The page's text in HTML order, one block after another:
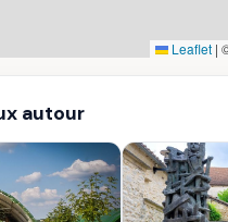
Leaflet |
autour